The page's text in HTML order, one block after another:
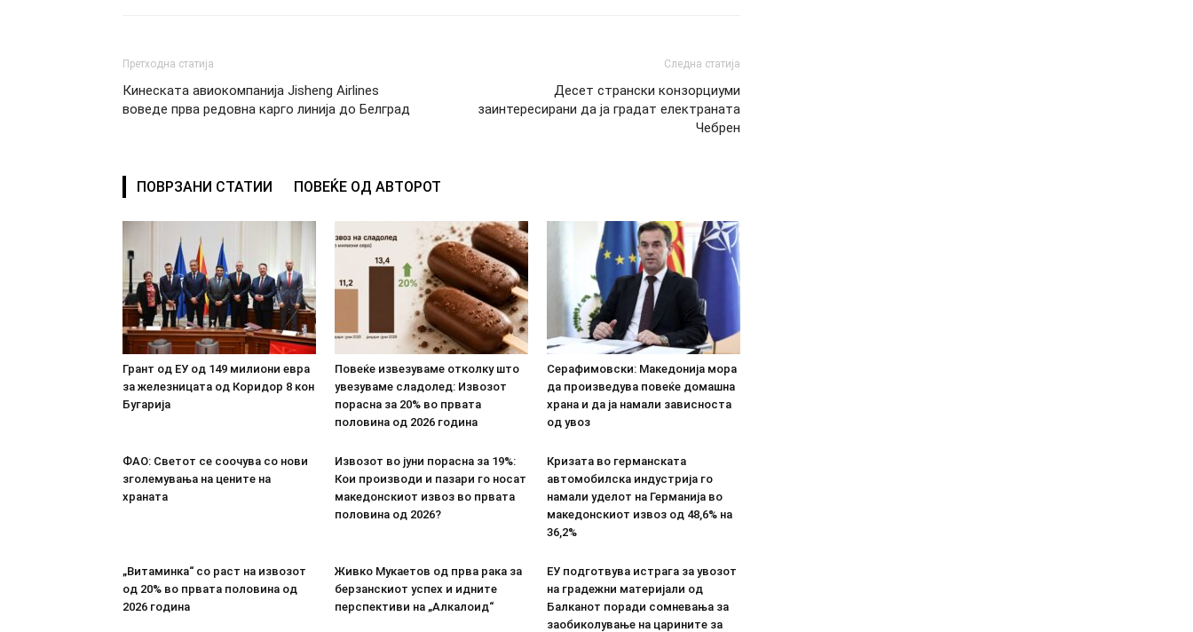
Претходна статија
Кинеската авиокомпанија Jisheng Airlines
воведе прва редовна карго линија до Белград
Следна статија
Десет странски конзорциуми
заинтересирани да ја градат електраната
Чебрен
ПОВРЗАНИ СТАТИИ ПОВЕЌЕ ОД АВТОРОТ
Грант од ЕУ од 149 милиони евра
за железницата од Коридор 8 кон
Бугарија
Повеќе извезуваме отколку што
увезуваме сладолед: Извозот
порасна за 20% во првата
половина од 2026 година
Серафимовски: Македонија мора
да произведува повеќе домашна
храна и да ја намали зависноста
од увоз
ФАО: Светот се соочува со нови
зголемувања на цените на
храната
Извозот во јуни порасна за 19%:
Кои производи и пазари го носат
македонскиот извоз во првата
половина од 2026?
Кризата во германската
автомобилска индустрија го
намали уделот на Германија во
македонскиот извоз од 48,6% на
36,2%
„Витаминка“ со раст на извозот
од 20% во првата половина од
2026 година
Живко Мукаетов од прва рака за
берзанскиот успех и идните
перспективи на „Алкалоид“
ЕУ подготвува истрага за увозот
на градежни материјали од
Балканот поради сомневања за
заобиколување на царините за